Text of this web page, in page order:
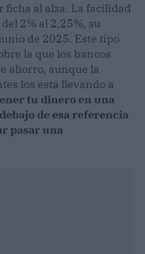
ficha al alza. La facilidad
2% al 2,25%, su
de 2025. Este tipo
la que los bancos
ahorro, aunque la
los está llevando a
tu dinero en una
de esa referencia
pasar una